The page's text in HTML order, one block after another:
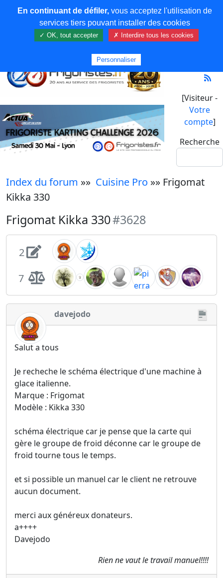
[Visiteur -
Votre
compte]
Recherche
Index du forum »» Cuisine Pro »» Frigomat
Kikka 330
Frigomat Kikka 330#3628
2
7
davejodo
Salut a tous
Je recheche le schéma électrique d'une machine à
glace italienne.
Marque : Frigomat
Modèle : Kikka 330
schéma électrique car je pense que la carte qui
gère le groupe de froid déconne car le groupe de
froid tourne tous le temps.
et si possible un manuel car le client ne retrouve
aucun document.
merci aux généreux donateurs.
a++++
Davejodo
Rien ne vaut le travail manuel!!!!
En continuant de défiler,vous acceptez l'utilisation de
services tiers pouvant installer des cookies
✓ OK, tout accepter ✗ Interdire tous les cookies
Personnaliser